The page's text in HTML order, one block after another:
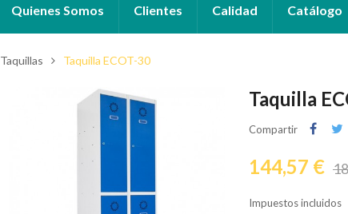
Quienes Somos Clientes Calidad Catálogo
Taquillas Taquilla ECOT-30
Taquilla
Compartir
144,57 €
Impuestos incluidos